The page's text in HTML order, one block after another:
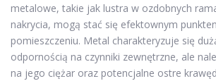
metalowe, takie jak lustra w ozdobnych
nakrycia, mogą stać się efektownym
pomieszczeniu. Metal charakteryzuje się
odpornością na czynniki zewnętrzne, ale
na jego ciężar oraz potencjalne ostre